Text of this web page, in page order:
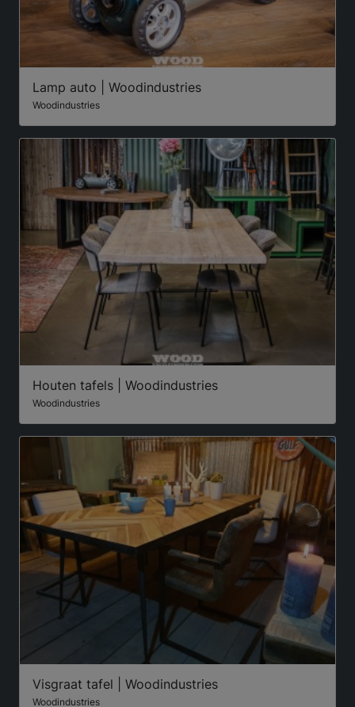
Lamp auto | Woodindustries
Woodindustries
Houten tafels | Woodindustries
Woodindustries
Visgraat tafel | Woodindustries
Woodindustries